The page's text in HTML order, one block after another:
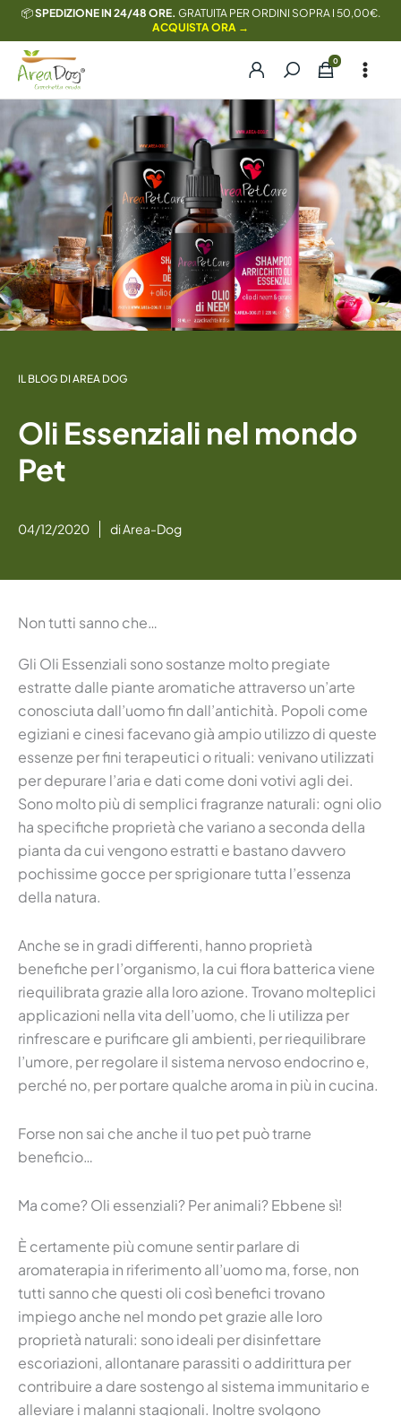
contenuto
📦SPEDIZIONE IN 24/48 ORE. GRATUITA PER ORDINI SOPRA I 50,00€.
ACQUISTA ORA →
IL BLOG DI AREA DOG
Oli Essenziali nel mondo
Pet
04/12/2020 diArea-Dog
Non tutti sanno che…
Gli Oli Essenziali sono sostanze molto pregiate
estratte dalle piante aromatiche attraverso un’arte
conosciuta dall’uomo fin dall’antichità. Popoli come
egiziani e cinesi facevano già ampio utilizzo di queste
essenze per fini terapeutici o rituali: venivano utilizzati
per depurare l’aria e dati come doni votivi agli dei.
Sono molto più di semplici fragranze naturali: ogni olio
ha specifiche proprietà che variano a seconda della
pianta da cui vengono estratti e bastano davvero
pochissime gocce per sprigionare tutta l’essenza
della natura.
Anche se in gradi differenti, hanno proprietà
benefiche per l’organismo, la cui flora batterica viene
riequilibrata grazie alla loro azione. Trovano molteplici
applicazioni nella vita dell’uomo, che li utilizza per
rinfrescare e purificare gli ambienti, per riequilibrare
l’umore, per regolare il sistema nervoso endocrino e,
perché no, per portare qualche aroma in più in cucina.
Forse non sai che anche il tuo pet può trarne
beneficio…
Ma come? Oli essenziali? Per animali? Ebbene sì!
È certamente più comune sentir parlare di
aromaterapia in riferimento all’uomo ma, forse, non
tutti sanno che questi oli così benefici trovano
impiego anche nel mondo pet grazie alle loro
proprietà naturali: sono ideali per disinfettare
escoriazioni, allontanare parassiti o addirittura per
contribuire a dare sostengo al sistema immunitario e
alleviare i malanni stagionali. Inoltre svolgono